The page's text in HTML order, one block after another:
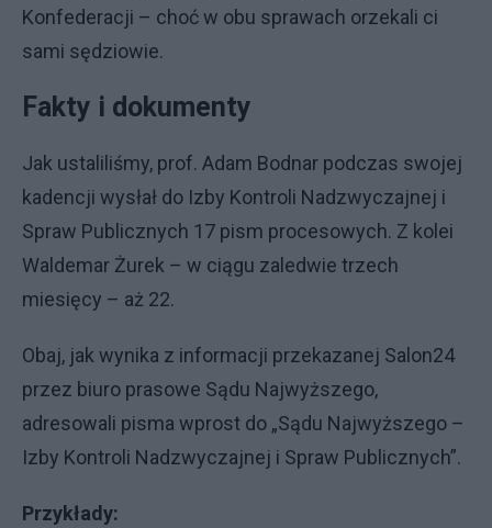
Konfederacji – choć w obu sprawach orzekali ci
sami sędziowie.
Fakty i dokumenty
Jak ustaliliśmy, prof. Adam Bodnar podczas swojej
kadencji wysłał do Izby Kontroli Nadzwyczajnej i
Spraw Publicznych 17 pism procesowych. Z kolei
Waldemar Żurek – w ciągu zaledwie trzech
miesięcy – aż 22.
Obaj, jak wynika z informacji przekazanej Salon24
przez biuro prasowe Sądu Najwyższego,
adresowali pisma wprost do „Sądu Najwyższego –
Izby Kontroli Nadzwyczajnej i Spraw Publicznych”.
Przykłady: